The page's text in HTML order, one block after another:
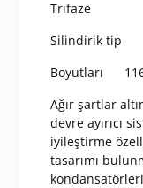
Trıfaze
Silindirik tip
Boyutları 116
Ağır şartlar
devre ayırıcı
iyileştirme
tasarımı